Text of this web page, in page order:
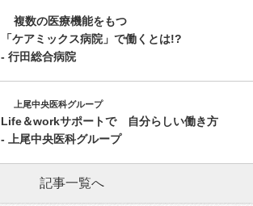
複数の医療機能をもつ
「ケアミックス病院」で働くとは!?
- 行田総合病院
上尾中央医科グループ
Life＆workサポートで 自分らしい働き方
- 上尾中央医科グループ
記事一覧へ